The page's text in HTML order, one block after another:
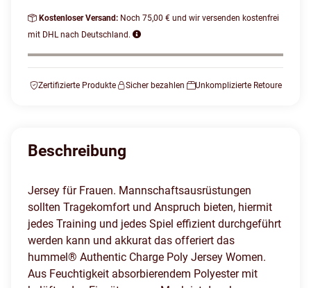
Kostenloser Versand: Noch 75,00 € und wir versenden kostenfrei
mit DHL nach Deutschland.
Zertifizierte Produkte Sicher bezahlen Unkomplizierte Retoure
Beschreibung
Jersey für Frauen. Mannschaftsausrüstungen
sollten Tragekomfort und Anspruch bieten, hiermit
jedes Training und jedes Spiel effizient durchgeführt
werden kann und akkurat das offeriert das
hummel® Authentic Charge Poly Jersey Women.
Aus Feuchtigkeit absorbierendem Polyester mit